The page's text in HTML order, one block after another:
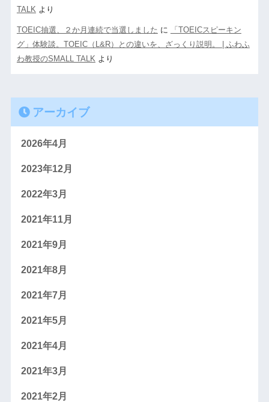
TALK より
TOEIC抽選、２か月連続で当選しました に
「TOEICスピーキン
グ」体験談。TOEIC（L&R）との違いを、ざっくり説明。 | ふわふ
わ教授のSMALL TALK より
アーカイブ
2026年4月
2023年12月
2022年3月
2021年11月
2021年9月
2021年8月
2021年7月
2021年5月
2021年4月
2021年3月
2021年2月